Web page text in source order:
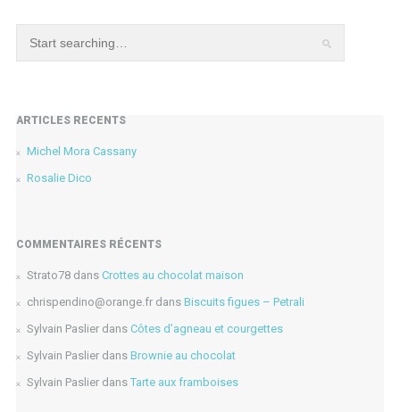
ARTICLES RÉCENTS
Michel Mora Cassany
Rosalie Dico
COMMENTAIRES RÉCENTS
Strato78dans Crottes au chocolat maison
chrispendino@orange.frdans Biscuits figues – Petrali
Sylvain Paslierdans Côtes d’agneau et courgettes
Sylvain Paslierdans Brownie au chocolat
Sylvain Paslierdans Tarte aux framboises